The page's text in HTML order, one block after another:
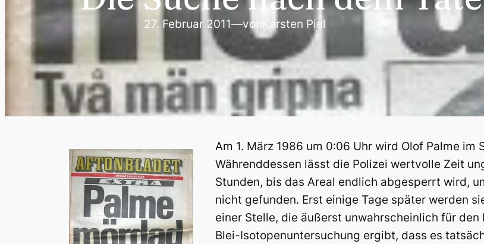
27. Februar 2011—von Karsten Piel
Am 1. März 1986 um 0:06 Uhr wird Olof Palme
Währenddessen lässt die Polizei wertvolle Zeit
Stunden, bis das Areal endlich abgesperrt wird,
nicht gefunden. Erst einige Tage später werden
einer Stelle, die äußerst unwahrscheinlich für
Blei-Isotopenuntersuchung ergibt, dass es